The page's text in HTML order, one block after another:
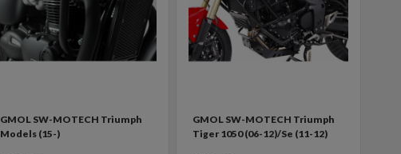
GMOL SW-MOTECH Triumph
Models (15-)
GMOL SW-MOTECH Triumph
Tiger 1050 (06-12)/Se (11-12)